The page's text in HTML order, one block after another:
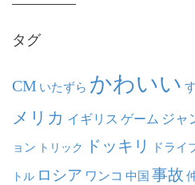
タグ
CM いたずら かわいい
メリカ イギリス ゲーム ジャ
ョン トリック ドッキリ ドライ
トル ロシア ワンコ 中国 事故